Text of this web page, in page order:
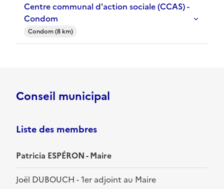
Centre communal d'action sociale (CCAS) -
Condom
Condom (8 km)
Conseil municipal
Liste des membres
Patricia ESPÉRON - Maire
Joël DUBOUCH - 1er adjoint au Maire